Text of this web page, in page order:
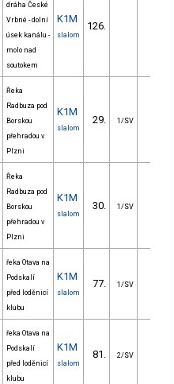
dráha České
Vrbné - dolní
úsek kanálu -
molo nad
soutokem
K1M
slalom
126.
Řeka
Radbuza pod
Borskou
přehradou v
Plzni
K1M
slalom
29. 1/SV
Řeka
Radbuza pod
Borskou
přehradou v
Plzni
K1M
slalom
30. 1/SV
řeka Otava na
Podskalí
před loděnicí
klubu
K1M
slalom
77. 1/SV
řeka Otava na
Podskalí
před loděnicí
klubu
K1M
slalom
81. 2/SV